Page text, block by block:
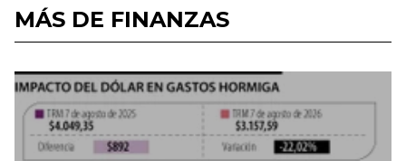
MÁS DE FINANZAS